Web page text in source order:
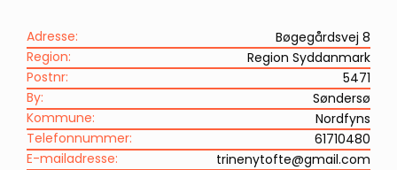
Adresse:
Bøgegårdsvej 8
Region:
Region Syddanmark
Postnr:
5471
By:
Søndersø
Kommune:
Nordfyns
Telefonnummer:
61710480
E-mailadresse:
trinenytofte@gmail.com